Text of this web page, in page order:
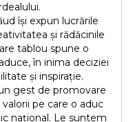
își expun lucrările
și rădăcinile
tablou spune o
în inima deciziei
și inspirație.
gest de promovare
pe care o aduc
național. Le suntem